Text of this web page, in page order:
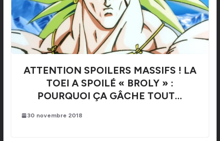
ATTENTION SPOILERS MASSIFS ! LA
TOEI A SPOILÉ « BROLY » :
POURQUOI ÇA GÂCHE TOUT…
30 novembre 2018